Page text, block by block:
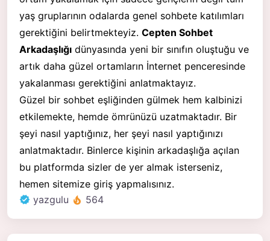
yaş gruplarının odalarda genel sohbete katılımları
gerektiğini belirtmekteyiz. Cepten Sohbet
Arkadaşlığı dünyasında yeni bir sınıfın oluştuğu ve
artık daha güzel ortamların İnternet penceresinde
yakalanması gerektiğini anlatmaktayız.
Güzel bir sohbet eşliğinden gülmek hem kalbinizi
etkilemekte, hemde ömrünüzü uzatmaktadır. Bir
şeyi nasıl yaptığınız, her şeyi nasıl yaptığınızı
anlatmaktadır. Binlerce kişinin arkadaşlığa açılan
bu platformda sizler de yer almak isterseniz,
hemen sitemize giriş yapmalısınız.
yazgulu
564